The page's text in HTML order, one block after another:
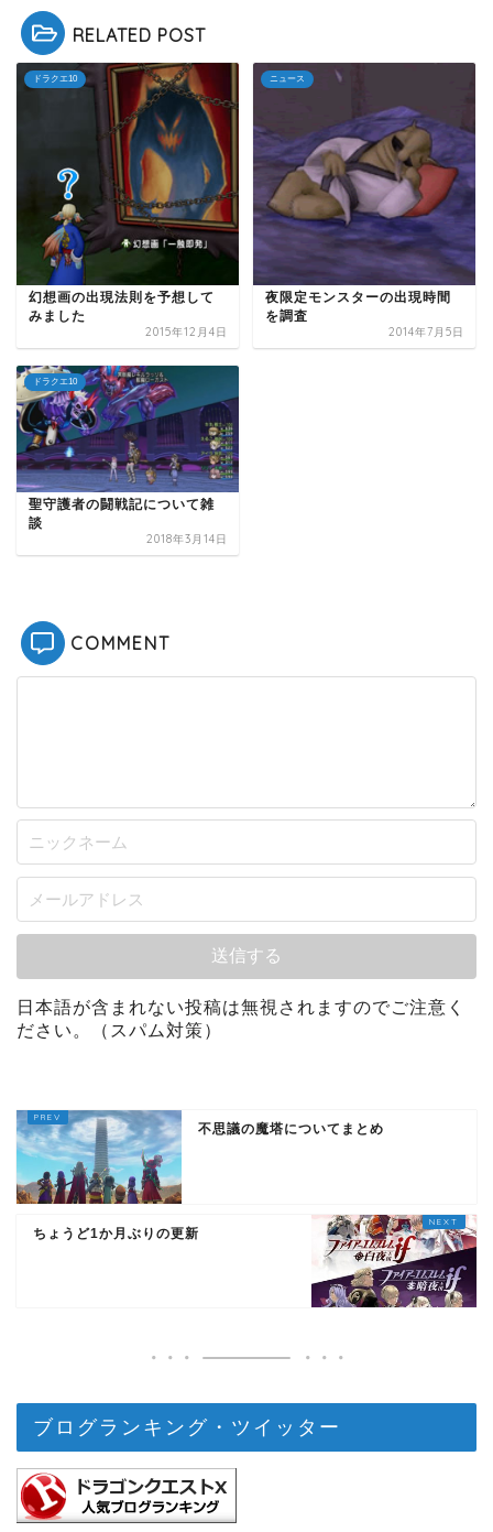
RELATED POST
ドラクエ10
幻想画の出現法則を予想して
みました
2015年12月4日
ニュース
夜限定モンスターの出現時間
を調査
2014年7月5日
ドラクエ10
聖守護者の闘戦記について雑
談
2018年3月14日
COMMENT
日本語が含まれない投稿は無視されますのでご注意く
ださい。（スパム対策）
不思議の魔塔についてまとめ
ちょうど1か月ぶりの更新
ブログランキング・ツイッター